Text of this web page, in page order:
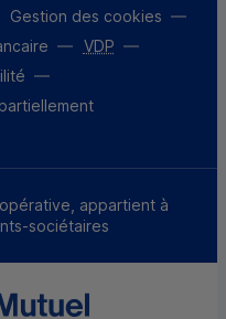
Gestion des cookies
VDP
appartient à
sociétaires